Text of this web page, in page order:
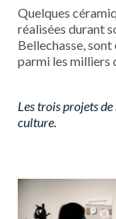
Quelques
réalisées durant
Bellechasse,
parmi les milliers
Les trois projets
culture.